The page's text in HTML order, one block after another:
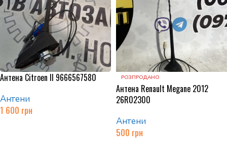
Антена Citroen II 9666567580
Антени
1 600 грн
РОЗПРОДАНО
Антена Renault Megane 2012
26R02300
Антени
500 грн